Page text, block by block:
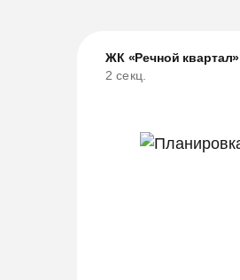
ЖК «Речной квартал»
2 секц.